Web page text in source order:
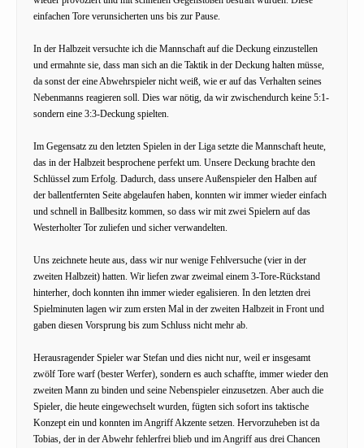
einfachen Tore verunsicherten uns bis zur Pause.
In der Halbzeit versuchte ich die Mannschaft auf die Deckung einzustellen
und ermahnte sie, dass man sich an die Taktik in der Deckung halten müsse,
da sonst der eine Abwehrspieler nicht weiß, wie er auf das Verhalten seines
Nebenmanns reagieren soll. Dies war nötig, da wir zwischendurch keine 5:1-
sondern eine 3:3-Deckung spielten.
Im Gegensatz zu den letzten Spielen in der Liga setzte die Mannschaft heute,
das in der Halbzeit besprochene perfekt um. Unsere Deckung brachte den
Schlüssel zum Erfolg. Dadurch, dass unsere Außenspieler den Halben auf
der ballentfernten Seite abgelaufen haben, konnten wir immer wieder einfach
und schnell in Ballbesitz kommen, so dass wir mit zwei Spielern auf das
Westerholter Tor zuliefen und sicher verwandelten.
Uns zeichnete heute aus, dass wir nur wenige Fehlversuche (vier in der
zweiten Halbzeit) hatten. Wir liefen zwar zweimal einem 3-Tore-Rückstand
hinterher, doch konnten ihn immer wieder egalisieren. In den letzten drei
Spielminuten lagen wir zum ersten Mal in der zweiten Halbzeit in Front und
gaben diesen Vorsprung bis zum Schluss nicht mehr ab.
Herausragender Spieler war Stefan und dies nicht nur, weil er insgesamt
zwölf Tore warf (bester Werfer), sondern es auch schaffte, immer wieder den
zweiten Mann zu binden und seine Nebenspieler einzusetzen. Aber auch die
Spieler, die heute eingewechselt wurden, fügten sich sofort ins taktische
Konzept ein und konnten im Angriff Akzente setzen. Hervorzuheben ist da
Tobias, der in der Abwehr fehlerfrei blieb und im Angriff aus drei Chancen